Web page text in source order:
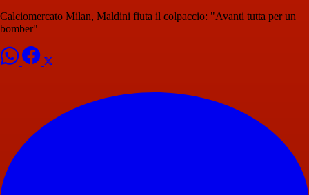
Calciomercato Milan, Maldini fiuta il colpaccio: "Avanti tutta per un
bomber"